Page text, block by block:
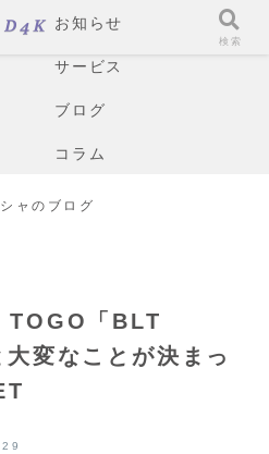
お知らせ
サービス
ブログ
コラム
ャのブログ
TOGO「BLT
変なことが決まっ
検索